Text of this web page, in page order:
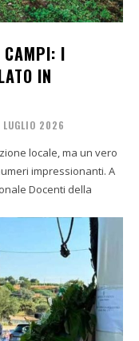
I
IN
2026
locale, ma un vero
impressionanti. A
Docenti della